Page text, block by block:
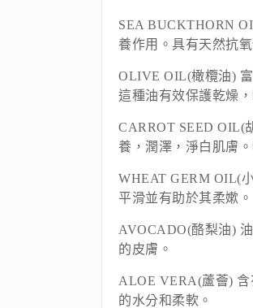
SEA BUCKTHORN
養作用。具有天然抗
OLIVE OIL(橄欖油)
這種油有效保護乾燥
CARROT SEED OIL(
養，潤澤，淨白肌膚
WHEAT GERM OIL(
平滑並有助於其柔嫰。
AVOCADO(酪梨油)
的皮膚。
ALOE VERA(蘆薈)
的水分和柔軟。